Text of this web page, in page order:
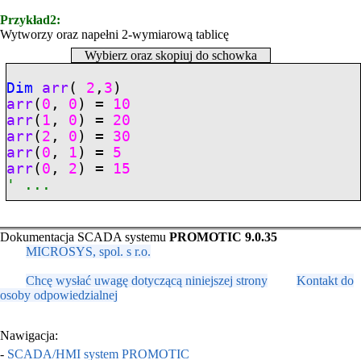
Przykład2:
Wytworzy oraz napełni 2-wymiarową tablicę
Wybierz oraz skopiuj do schowka
Dim arr( 2 , 3 )
arr( 0 , 0 ) = 10
arr( 1 , 0 ) = 20
arr( 2 , 0 ) = 30
arr( 0 , 1 ) = 5
arr( 0 , 2 ) = 15
' ...
Dokumentacja SCADA systemu PROMOTIC 9.0.35
MICROSYS, spol. s r.o.
Chcę wysłać uwagę dotyczącą niniejszej strony
Kontakt do
osoby odpowiedzialnej
Nawigacja:
- SCADA/HMI system PROMOTIC